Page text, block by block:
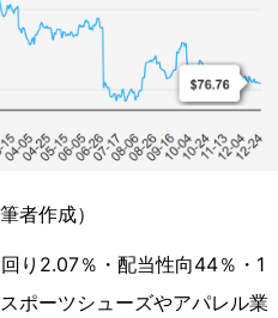
者作成）
回り2.07％・配当性向44％・ 1
ポーツシューズやアパレル業